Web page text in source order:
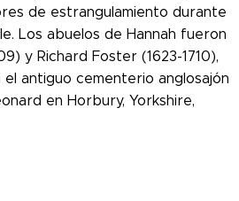
de estrangulamiento durante
Los abuelos de Hannah fueron
y Richard Foster (1623-1710),
el antiguo cementerio anglosajón
en Horbury, Yorkshire,